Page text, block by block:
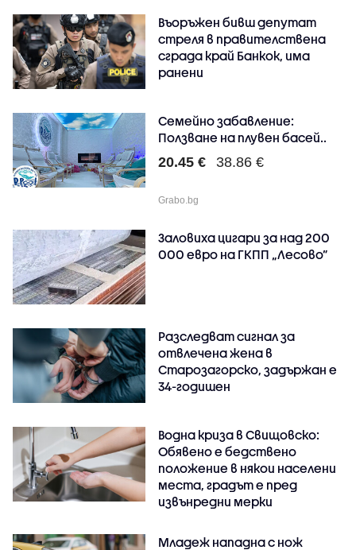
Въоръжен бивш депутат
стреля в правителствена
сграда край Банкок, има
ранени
Семейно забавление:
Ползване на плувен басей..
20.45 € 38.86 €
Grabo.bg
Заловиха цигари за над 200
000 евро на ГКПП „Лесово”
Разследват сигнал за
отвлечена жена в
Старозагорско, задържан е
34-годишен
Водна криза в Свищовско:
Обявено е бедствено
положение в някои населени
места, градът е пред
извънредни мерки
Младеж нападна с нож